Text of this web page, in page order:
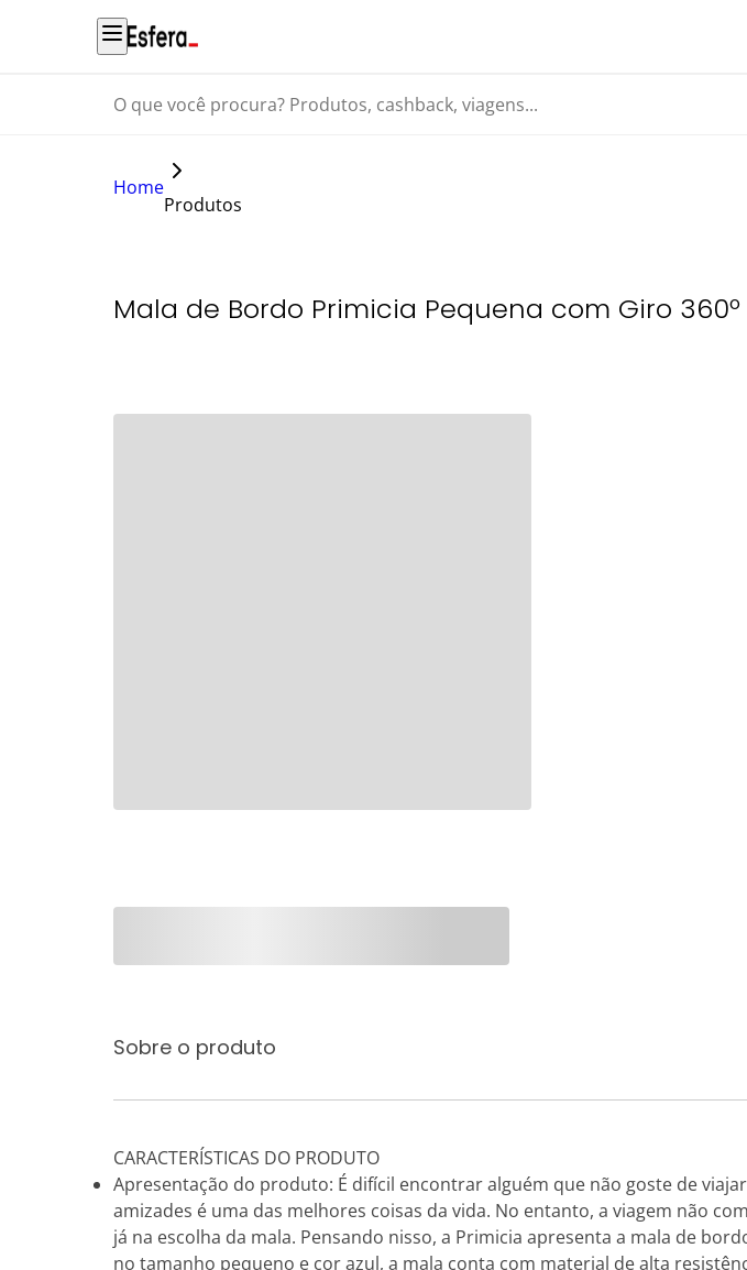
O que você procura? Produtos, cashback, viagens...
Home
Produtos
Mala de Bordo Primicia Pequena com Giro 360º
Sobre o produto
CARACTERÍSTICAS DO PRODUTO
Apresentação do produto: É difícil encontrar alguém que não goste de
amizades é uma das melhores coisas da vida. No entanto, a viagem não
já na escolha da mala. Pensando nisso, a Primicia apresenta a mala de
no tamanho pequeno e cor azul, a mala conta com material de alta